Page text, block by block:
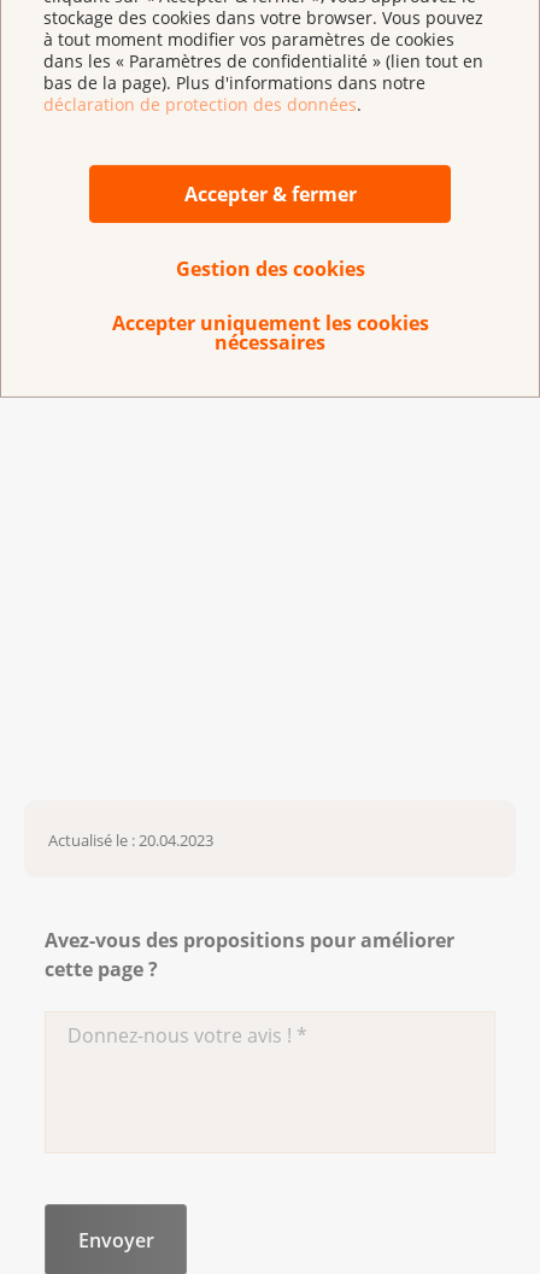
stockage des cookies dans votre browser. Vous pouvez
à tout moment modifier vos paramètres de cookies
dans les « Paramètres de confidentialité » (lien tout en
bas de la page). Plus d'informations dans notre
déclaration de protection des données.
Accepter & fermer
Gestion des cookies
Accepter uniquement les cookies
nécessaires
expose les causes de la fatigue chronique en détail
;
fournit de nombreux conseils pratiques ;
appropriées dans votre cas pour mieux vivre avec
Brochure : Fa­tigue et can­cer - Iden­ti­fier les
Actualisé le : 20.04.2023
Avez-vous des propositions pour améliorer
cette page ?